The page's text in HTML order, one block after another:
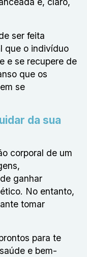
ser feita
que o indivíduo
e se recupere de
que os
se
da sua
corporal de um
ganhar
No entanto,
tomar
para te
e bem-